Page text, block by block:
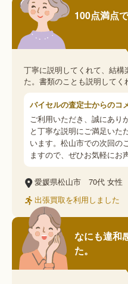
100点満点で
丁寧に説明してくれて、結構
た。書類のことも説明してく
バイセルの査定士からのコ
ご利用いただき、誠にあり
と丁寧な説明にご満足いた
います。松山市での次回の
ますので、ぜひお気軽にお
愛媛県松山市 70代 女性
出張買取を利用しました
なにも違和
た。